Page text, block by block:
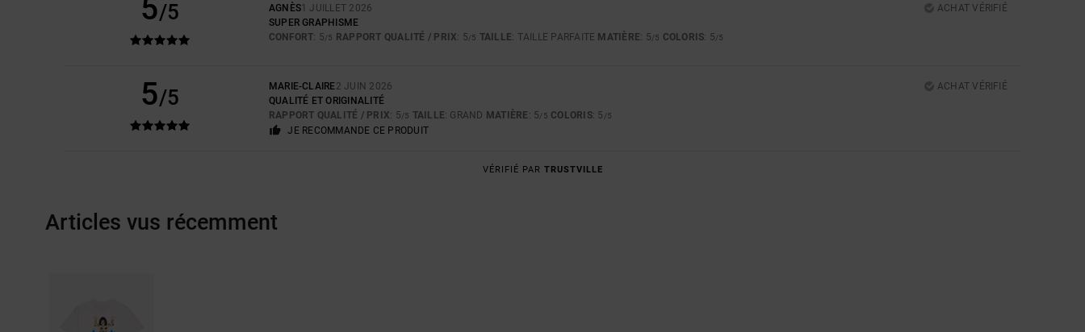
5/5 AGNÈS1 JUILLET 2026
ACHAT VÉRIFIÉ
SUPER GRAPHISME
CONFORT: 5/5 RAPPORT QUALITÉ / PRIX: 5/5 TAILLE: TAILLE PARFAITE MATIÈRE: 5/5 COLORIS: 5/5
5/5 MARIE-CLAIRE2 JUIN 2026
ACHAT VÉRIFIÉ
QUALITÉ ET ORIGINALITÉ
RAPPORT QUALITÉ / PRIX: 5/5 TAILLE: GRAND MATIÈRE : 5/5 COLORIS: 5 /5
JE RECOMMANDE CE PRODUIT
VÉRIFIÉ PAR TRUSTVILLE
Articles vus récemment